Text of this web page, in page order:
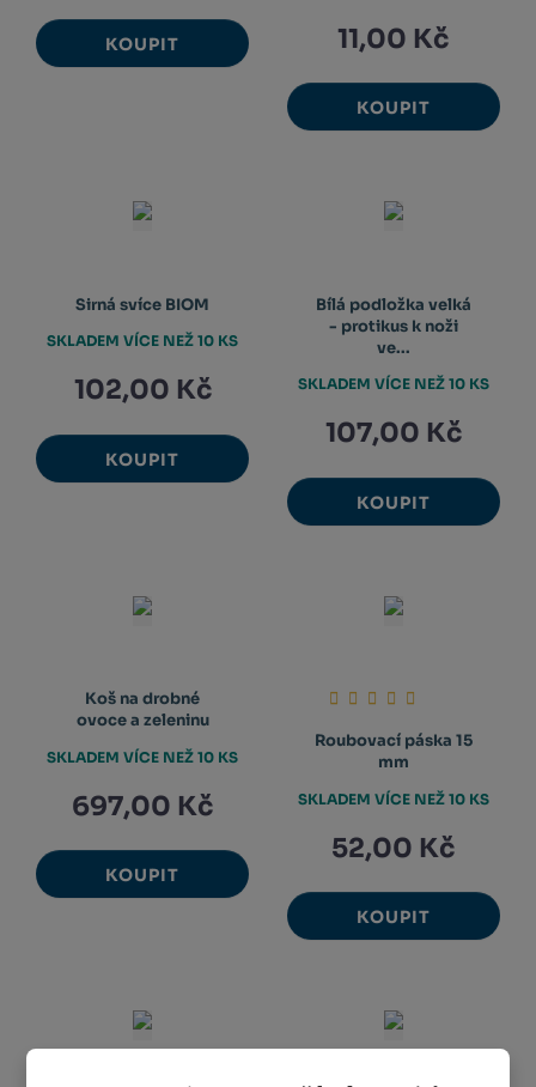
KOUPIT 11,00 Kč
KOUPIT
Sirná svíce BIOM
102,00 Kč
KOUPIT
SKLADEM VÍCE NEŽ 10 KS
Bílá podložka velká
- protikus k noži
ve...
107,00 Kč
KOUPIT
SKLADEM VÍCE NEŽ 10 KS
Koš na drobné
ovoce a zeleninu
697,00 Kč
KOUPIT
SKLADEM VÍCE NEŽ 10 KS
Roubovací páska 15
mm
52,00 Kč
KOUPIT
SKLADEM VÍCE NEŽ 10 KS